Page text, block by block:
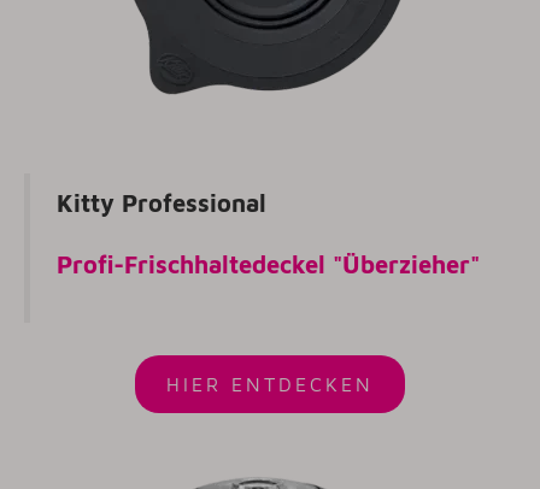
Kitty Professional
Profi-Frischhaltedeckel "Überzieher"
HIER ENTDECKEN